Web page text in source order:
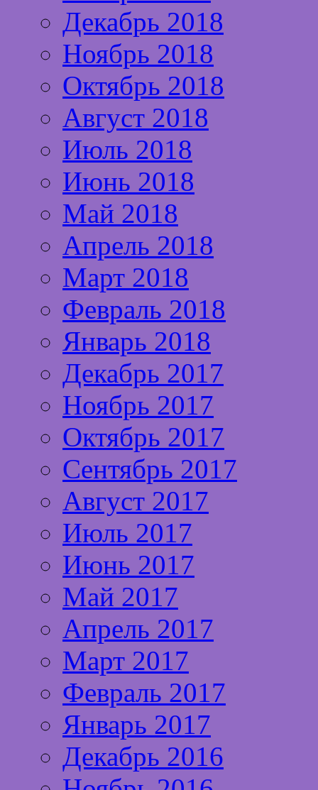
Декабрь 2018
Ноябрь 2018
Октябрь 2018
Август 2018
Июль 2018
Июнь 2018
Май 2018
Апрель 2018
Март 2018
Февраль 2018
Январь 2018
Декабрь 2017
Ноябрь 2017
Октябрь 2017
Сентябрь 2017
Август 2017
Июль 2017
Июнь 2017
Май 2017
Апрель 2017
Март 2017
Февраль 2017
Январь 2017
Декабрь 2016